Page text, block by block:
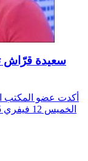
سعيدة قرّاش
أكدت عضو المكتب